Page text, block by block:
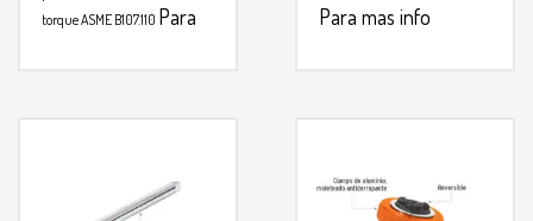
torque ASME B107.110 Para
Para mas info